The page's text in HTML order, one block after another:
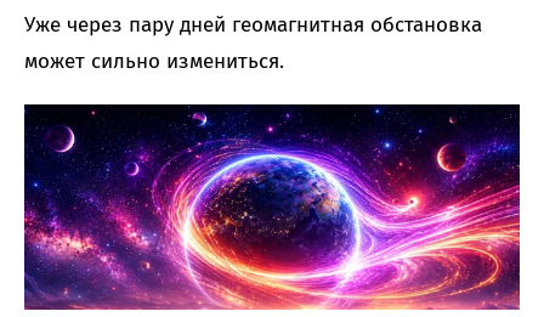
Уже через пару дней геомагнитная обстановка
может сильно измениться.